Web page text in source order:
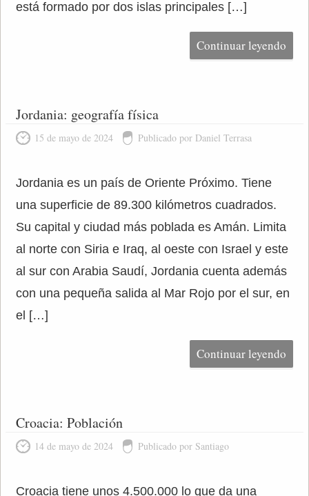
está formado por dos islas principales […]
Continuar leyendo
Jordania: geografía física
15 de mayo de 2024 Publicado por Daniel Terrasa
Jordania es un país de Oriente Próximo. Tiene
una superficie de 89.300 kilómetros cuadrados.
Su capital y ciudad más poblada es Amán. Limita
al norte con Siria e Iraq, al oeste con Israel y este
al sur con Arabia Saudí, Jordania cuenta además
con una pequeña salida al Mar Rojo por el sur, en
el […]
Continuar leyendo
Croacia: Población
14 de mayo de 2024 Publicado por Santiago
Croacia tiene unos 4.500.000 lo que da una